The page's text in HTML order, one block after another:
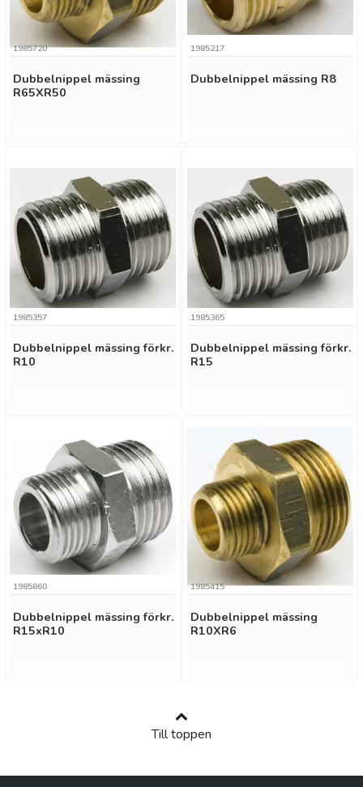
Dubbelnippel mässing
R65XR50
1985720
Dubbelnippel mässing R8
1985217
Dubbelnippel mässing förkr.
R10
1985357
Dubbelnippel mässing förkr.
R15
1985365
Dubbelnippel mässing förkr.
R15xR10
1985860
Dubbelnippel mässing
R10XR6
1985415
Till toppen